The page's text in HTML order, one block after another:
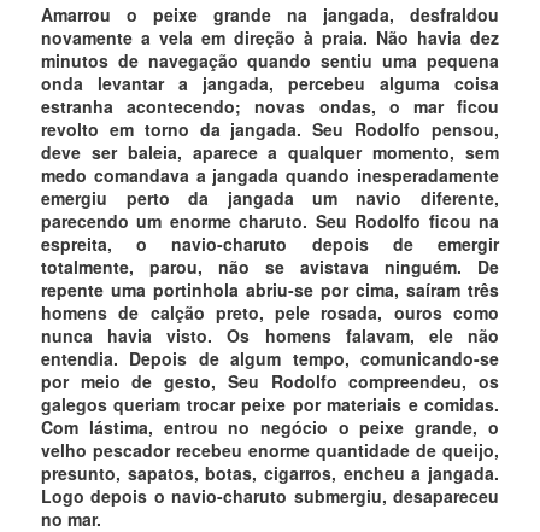
Amarrou o peixe grande na jangada, desfraldou
novamente a vela em direção à praia. Não havia dez
minutos de navegação quando sentiu uma pequena
onda levantar a jangada, percebeu alguma coisa
estranha acontecendo; novas ondas, o mar ficou
revolto em torno da jangada. Seu Rodolfo pensou,
deve ser baleia, aparece a qualquer momento, sem
medo comandava a jangada quando inesperadamente
emergiu perto da jangada um navio diferente,
parecendo um enorme charuto. Seu Rodolfo ficou na
espreita, o navio-charuto depois de emergir
totalmente, parou, não se avistava ninguém. De
repente uma portinhola abriu-se por cima, saíram três
homens de calção preto, pele rosada, ouros como
nunca havia visto. Os homens falavam, ele não
entendia. Depois de algum tempo, comunicando-se
por meio de gesto, Seu Rodolfo compreendeu, os
galegos queriam trocar peixe por materiais e comidas.
Com lástima, entrou no negócio o peixe grande, o
velho pescador recebeu enorme quantidade de queijo,
presunto, sapatos, botas, cigarros, encheu a jangada.
Logo depois o navio-charuto submergiu, desapareceu
no mar.